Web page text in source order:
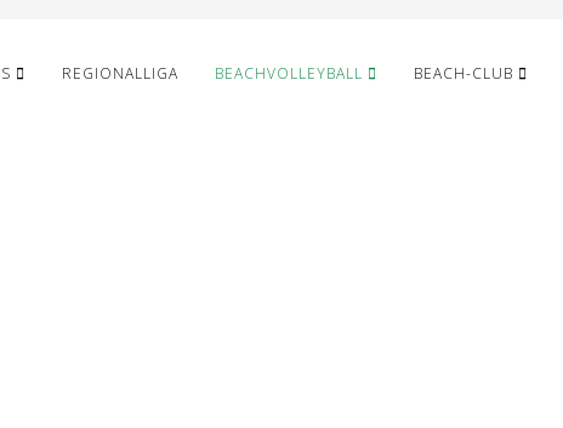
REGIONALLIGA BEACHVOLLEYBALL BEACH-CLUB